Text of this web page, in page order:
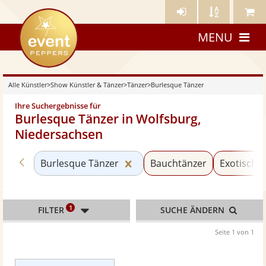
Künstler- Künstler Meine
eventpeppers
MENU
Alle Künstler>Show Künstler & Tänzer>Tänzer>Burlesque Tänzer
Ihre Suchergebnisse für
Burlesque Tänzer in Wolfsburg,
Niedersachsen
Zurück zu «Tänzer»
Burlesque Tänzer Kategorie «Burlesque
Bauchtänzer
FILTER 1 SUCHE ÄNDERN
Seite 1 von 1